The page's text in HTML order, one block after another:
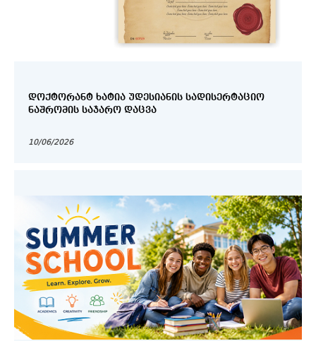
ᲓᲝᲥᲢᲝᲠᲐᲜᲢ ᲮᲐᲢᲘᲐ ᲣᲓᲔᲡᲘᲐᲜᲘᲡ ᲡᲐᲓᲘᲡᲔᲠᲢᲐᲪᲘᲝ
ᲜᲐᲨᲠᲝᲛᲘᲡ ᲡᲐᲯᲐᲠᲝ ᲓᲐᲪᲕᲐ
10/06/2026